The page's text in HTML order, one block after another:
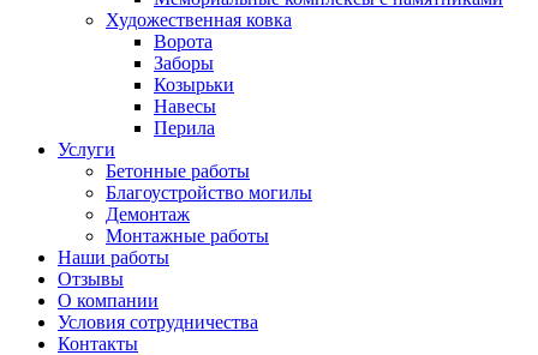
Художественная ковка
Ворота
Заборы
Козырьки
Навесы
Перила
Услуги
Бетонные работы
Благоустройство могилы
Демонтаж
Монтажные работы
Наши работы
Отзывы
О компании
Условия сотрудничества
Контакты